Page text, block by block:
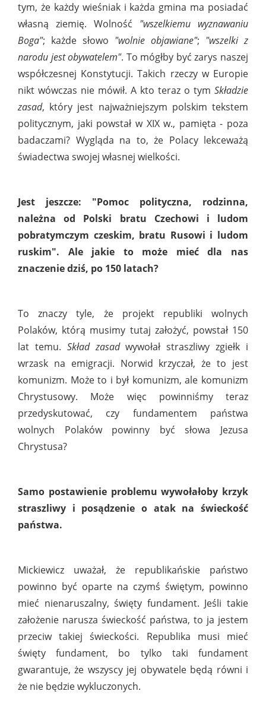
tym, że każdy wieśniak i każda gmina ma posiadać
własną ziemię. Wolność "wszelkiemu wyznawaniu
Boga"; każde słowo "wolnie objawiane"; "wszelki z
narodu jest obywatelem". To mógłby być zarys naszej
współczesnej Konstytucji. Takich rzeczy w Europie
nikt wówczas nie mówił. A kto teraz o tym Składzie
zasad, który jest najważniejszym polskim tekstem
politycznym, jaki powstał w XIX w., pamięta - poza
badaczami? Wygląda na to, że Polacy lekceważą
świadectwa swojej własnej wielkości.
Jest jeszcze: "Pomoc polityczna, rodzinna,
należna od Polski bratu Czechowi i ludom
pobratymczym czeskim, bratu Rusowi i ludom
ruskim". Ale jakie to może mieć dla nas
znaczenie dziś, po 150 latach?
To znaczy tyle, że projekt republiki wolnych
Polaków, którą musimy tutaj założyć, powstał 150
lat temu. Skład zasadwywołał straszliwy zgiełk i
wrzask na emigracji. Norwid krzyczał, że to jest
komunizm. Może to i był komunizm, ale komunizm
Chrystusowy. Może więc powinniśmy teraz
przedyskutować, czy fundamentem państwa
wolnych Polaków powinny być słowa Jezusa
Chrystusa?
Samo postawienie problemu wywołałoby krzyk
straszliwy i posądzenie o atak na świeckość
państwa.
Mickiewicz uważał, że republikańskie państwo
powinno być oparte na czymś świętym, powinno
mieć nienaruszalny, święty fundament. Jeśli takie
założenie narusza świeckość państwa, to ja jestem
przeciw takiej świeckości. Republika musi mieć
święty fundament, bo tylko taki fundament
gwarantuje, że wszyscy jej obywatele będą równi i
że nie będzie wykluczonych.